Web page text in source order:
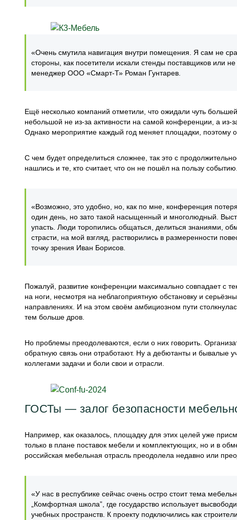
«Очень смутила навигация внутри помещения. Я сам не
стороны, как посетители искали стенды поставщиков или
менеджер ООО «Смарт-Т» Роман Гунтарев.
Ещё несколько компаний отметили, что ожидали чуть
небольшой не из-за активности на самой конференции, а из-
Однако мероприятие каждый год меняет площадки, поэтому
С чем будет определиться сложнее, так это с
нашлись и те, кто считает, что он не пошёл на пользу событию.
«Возможно, это удобно, но, как по мне, конференция
один день, но зато такой насыщенный и многолюдный.
упасть. Люди торопились общаться, делиться знаниями,
страсти, на мой взгляд, растворились в размеренности
точку зрения Иван Борисов.
Пожалуй, развитие конференции максимально совпадает с
на ноги, несмотря на неблагоприятную обстановку и
направлениях. И на этом своём амбициозном пути
тем больше дров.
Но проблемы преодолеваются, если о них говорить.
обратную связь они отработают. Ну а дебютанты и бывалые
коллегами задачи и боли свои и отрасли.
ГОСТы — залог безопасности
Например, как оказалось, площадку для этих целей уже
только в плане поставок мебели и комплектующих, но и в
российская мебельная отрасль преодолела недавно или
«У нас в республике сейчас очень остро стоит тема
„Комфортная школа”, где государство использует
учебных пространств. К проекту подключились как